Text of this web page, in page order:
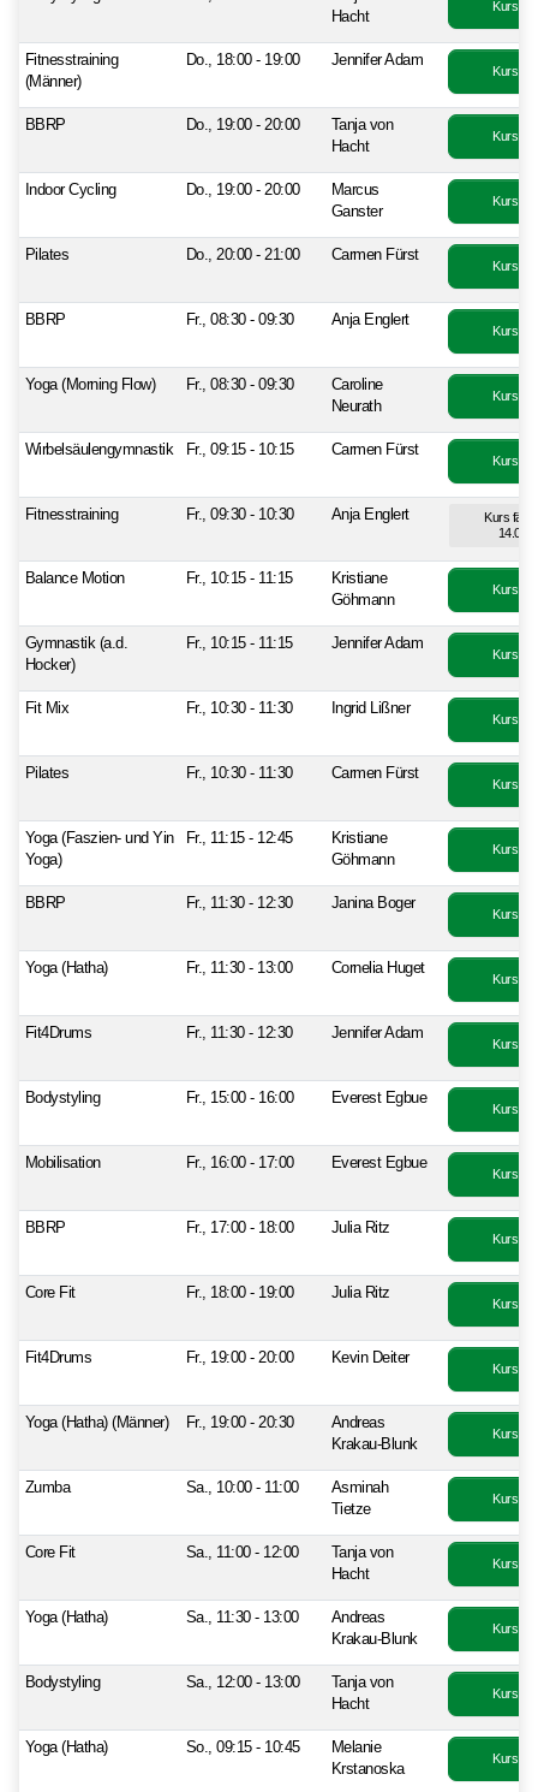
Hacht
Kurs
Fitnesstraining
(Männer)
Do., 18:00 - 19:00 Jennifer Adam
Kurs
BBRP Do., 19:00 - 20:00
Tanja von
Hacht
Kurs
Indoor Cycling Do., 19:00 - 20:00
Marcus
Ganster
Kurs
Pilates Do., 20:00 - 21:00 Carmen Fürst
Kurs
BBRP Fr., 08:30 - 09:30 Anja Englert
Kurs
Yoga (Morning Flow) Fr., 08:30 - 09:30
Caroline
Neurath
Kurs
Wirbelsäulengymnastik Fr., 09:15 - 10:15 Carmen Fürst
Kurs
Fitnesstraining Fr., 09:30 - 10:30 Anja Englert
Kurs fällt
Balance Motion Fr., 10:15 - 11:15
Kristiane
Göhmann
Kurs
Gymnastik (a.d.
Hocker)
Fr., 10:15 - 11:15 Jennifer Adam
Kurs
Fit Mix Fr., 10:30 - 11:30 Ingrid Lißner
Kurs
Pilates Fr., 10:30 - 11:30 Carmen Fürst
Kurs
Yoga (Faszien- und Yin
Yoga)
Fr., 11:15 - 12:45
Kristiane
Göhmann
Kurs
BBRP Fr., 11:30 - 12:30 Janina Boger
Kurs
Yoga (Hatha) Fr., 11:30 - 13:00 Cornelia Huget
Kurs
Fit4Drums Fr., 11:30 - 12:30 Jennifer Adam
Kurs
Bodystyling Fr., 15:00 - 16:00 Everest Egbue
Kurs
Mobilisation Fr., 16:00 - 17:00 Everest Egbue
Kurs
BBRP Fr., 17:00 - 18:00 Julia Ritz
Kurs
Core Fit Fr., 18:00 - 19:00 Julia Ritz
Kurs
Fit4Drums Fr., 19:00 - 20:00 Kevin Deiter
Kurs
Yoga (Hatha) (Männer) Fr., 19:00 - 20:30
Andreas
Krakau-Blunk
Kurs
Zumba Sa., 10:00 - 11:00
Asminah
Tietze
Kurs
Core Fit Sa., 11:00 - 12:00
Tanja von
Hacht
Kurs
Yoga (Hatha) Sa., 11:30 - 13:00
Andreas
Krakau-Blunk
Kurs
Bodystyling Sa., 12:00 - 13:00
Tanja von
Hacht
Kurs
Yoga (Hatha) So., 09:15 - 10:45
Melanie
Krstanoska
Kurs